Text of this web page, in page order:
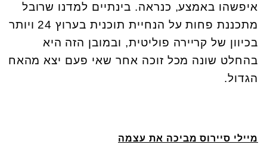
איפשהו באמצע, כנראה. בינתיים למדנו שרובל
מתכננת פחות על הנחיית תוכנית בערוץ 24 ויותר
בכיוון של קריירה פוליטית, ובמובן הזה היא
בהחלט שונה מכל זוכה אחר שאי פעם יצא מהאח
הגדול.
מיילי סיירוס מביכה את עצמה